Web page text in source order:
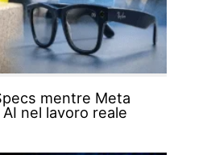
mentre Meta
nel lavoro reale